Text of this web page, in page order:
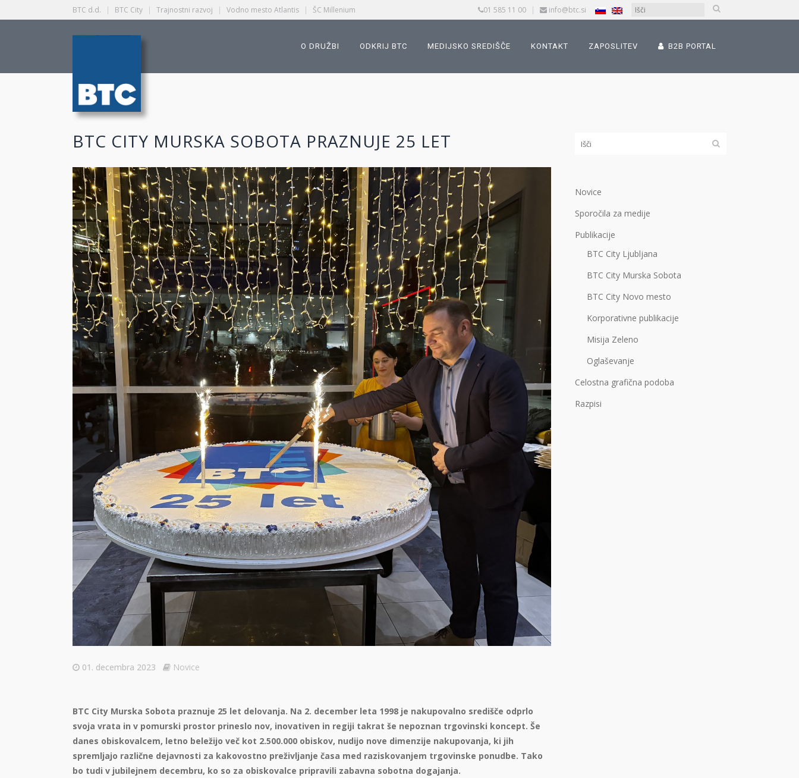
BTC d.d. | BTC City | Trajnostni razvoj | Vodno mesto Atlantis | ŠC Millenium 01 585 11 00 | info@btc.si
O DRUŽBI ODKRIJ BTC MEDIJSKO SREDIŠČE KONTAKT ZAPOSLITEV B2B PORTAL
BTC CITY MURSKA SOBOTA PRAZNUJE 25 LET
01. decembra 2023 Novice
BTC City Murska Sobota praznuje 25 let delovanja. Na 2. december leta 1998 je nakupovalno središče odprlo
svoja vrata in v pomurski prostor prineslo nov, inovativen in regiji takrat še nepoznan trgovinski koncept. Še
danes obiskovalcem, letno beležijo več kot 2.500.000 obiskov, nudijo nove dimenzije nakupovanja, ki jih
spremljajo različne dejavnosti za kakovostno preživljanje časa med raziskovanjem trgovinske ponudbe. Tako
bo tudi v jubilejnem decembru, ko so za obiskovalce pripravili zabavna sobotna dogajanja.
Novice
Sporočila za medije
Publikacije
BTC City Ljubljana
BTC City Murska Sobota
BTC City Novo mesto
Korporativne publikacije
Misija Zeleno
Oglaševanje
Celostna grafična podoba
Razpisi